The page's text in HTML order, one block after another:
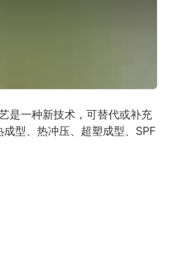
是一种新技术，可替代或补充
型、热冲压、超塑成型、SPF